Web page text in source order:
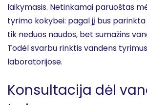
laikymasis. Netinkamai paruoštas
tyrimo kokybei: pagal jį bus
tik neduos naudos, bet sumažins
Todėl svarbu rinktis vandens
laboratorijose.
Konsultacija dėl